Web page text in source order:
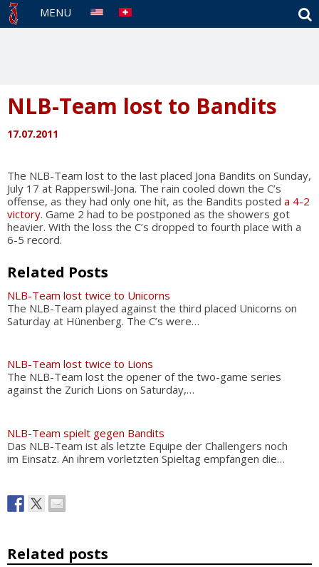
MENU
NLB-Team lost to Bandits
17.07.2011
The NLB-Team lost to the last placed Jona Bandits on Sunday,
July 17 at Rapperswil-Jona. The rain cooled down the C’s
offense, as they had only one hit, as the Bandits posted a 4-2
victory. Game 2 had to be postponed as the showers got
heavier. With the loss the C’s dropped to fourth place with a
6-5 record.
Related Posts
NLB-Team lost twice to Unicorns
The NLB-Team played against the third placed Unicorns on
Saturday at Hünenberg. The C’s were…
NLB-Team lost twice to Lions
The NLB-Team lost the opener of the two-game series
against the Zurich Lions on Saturday,…
NLB-Team spielt gegen Bandits
Das NLB-Team ist als letzte Equipe der Challengers noch
im Einsatz. An ihrem vorletzten Spieltag empfangen die…
Related posts